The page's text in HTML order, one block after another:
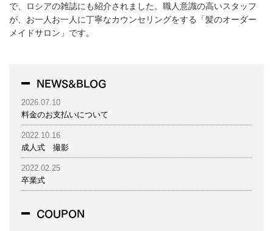
で、ロシアの雑誌にも紹介されました。職人意識の高いスタッフ
が、お一人お一人に丁寧なカウンセリングをする「髪のオーダー
メイドサロン」です。
NEWS&BLOG
2026.07.10
料金のお支払いについて
2022.10.16
成人式 撮影
2022.02.25
卒業式
COUPON